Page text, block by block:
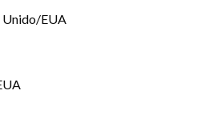
Unido/EUA